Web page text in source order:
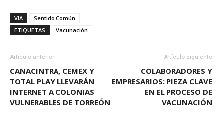
VIA
Sentido Común
ETIQUETAS
Vacunación
Artículo anterior
CANACINTRA, CEMEX Y
TOTAL PLAY LLEVARÁN
INTERNET A COLONIAS
VULNERABLES DE TORREÓN
Artículo siguiente
COLABORADORES Y
EMPRESARIOS: PIEZA CLAVE
EN EL PROCESO DE
VACUNACIÓN